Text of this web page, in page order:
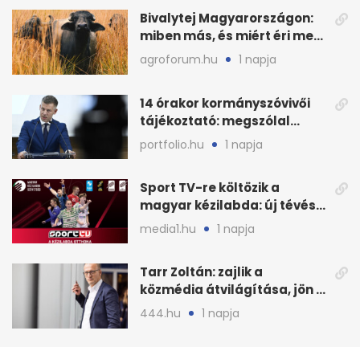
Bivalytej Magyarországon:
miben más, és miért éri meg
feldolgozni?
agroforum.hu 1 napja
14 órakor kormányszóvivői
tájékoztató: megszólal
Magyar Péter is
portfolio.hu 1 napja
Sport TV-re költözik a
magyar kézilabda: új tévés
megállapodás
media1.hu 1 napja
Tarr Zoltán: zajlik a
közmédia átvilágítása, jön a
nyilvános véleményezés
444.hu 1 napja